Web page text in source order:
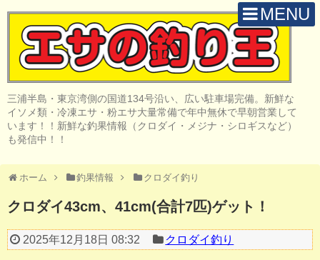
MENU
三浦半島・東京湾側の国道134号沿い、広い駐車場完備。新鮮な
イソメ類・冷凍エサ・粉エサ大量常備で年中無休で早朝営業して
います！！新鮮な釣果情報（クロダイ・メジナ・シロギスなど）
も発信中！！
ホーム 釣果情報 クロダイ釣り
クロダイ43cm、41cm(合計7匹)ゲット！
2025年12月18日 08:32 クロダイ釣り
H O M E
取 扱 商 品
釣 果 情 報
陸っぱりルアー